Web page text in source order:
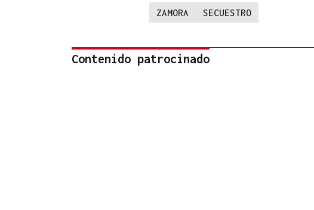
ZAMORA SECUESTRO
Contenido patrocinado